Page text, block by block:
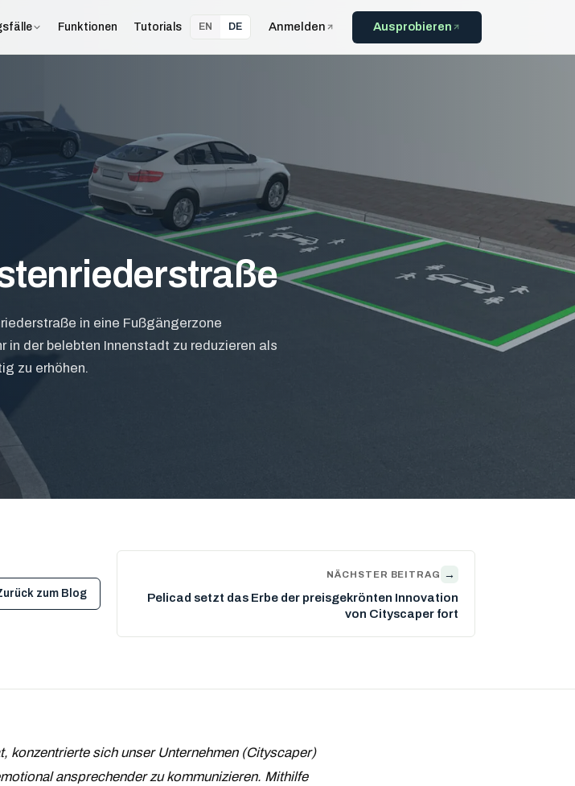
Funktionen Tutorials EN DE Anmelden Ausprobieren
in eine Fußgängerzone
in der belebten Innenstadt zu reduzieren als
zu erhöhen.
zum Blog
NÄCHSTER BEITRAG →
Pelicad setzt das Erbe der preisgekrönten Innovation
von Cityscaper fort
konzentrierte sich unser Unternehmen (Cityscaper)
ansprechender zu kommunizieren. Mithilfe